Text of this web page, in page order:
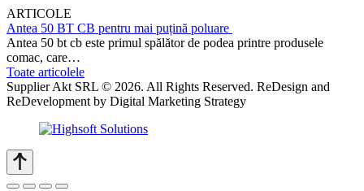
ARTICOLE
Antea 50 BT CB pentru mai puțină poluare
Antea 50 bt cb este primul spălător de podea printre produsele
comac, care…
Toate articolele
Supplier Akt SRL © 2026. All Rights Reserved. ReDesign and
ReDevelopment by Digital Marketing Strategy